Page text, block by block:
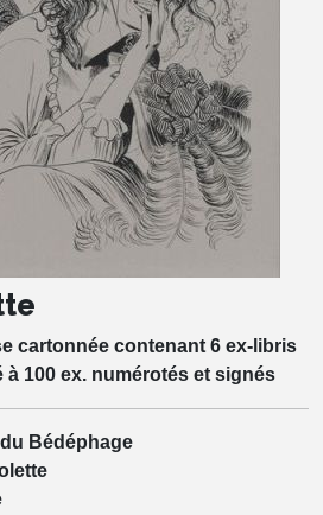
cartonnée contenant 6 ex-libris
100 ex. numérotés et signés
Bédéphage